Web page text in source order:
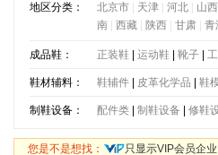
地区分类：
北京市| 天津| 河北| 山西
南| 西藏| 陕西| 甘肃| 青
成品鞋： 正装鞋| 运动鞋| 靴子|
鞋材辅料： 鞋辅件| 皮革化学品 鞋
制鞋设备： 配件类| 制鞋设备 修鞋
您是不是想找： 只显示VIP会员企业